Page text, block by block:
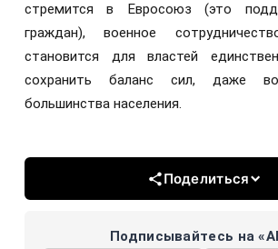
стремится в Евросоюз (это
граждан), военное
становится для властей
сохранить баланс сил, даже
большинства населения.
Поделиться
Подписывайтесь на